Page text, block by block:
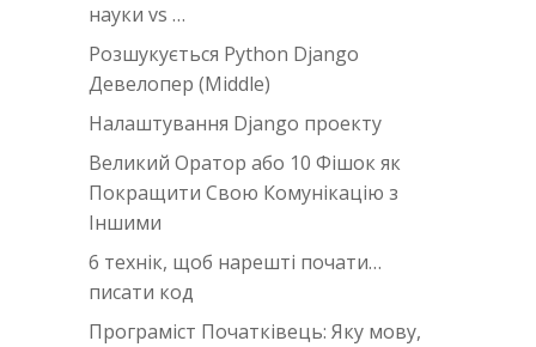
науки vs …
Розшукується Python Django
Девелопер (Middle)
Налаштування Django проекту
Великий Оратор або 10 Фішок як
Покращити Свою Комунікацію з
Іншими
6 технік, щоб нарешті почати…
писати код
Програміст Початківець: Яку мову,